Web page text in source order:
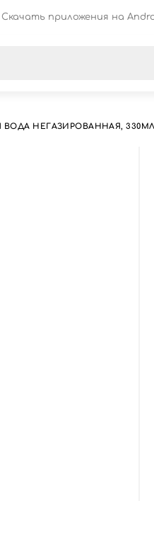
Скачать приложения на
ВОДА НЕГАЗИРОВАННАЯ, 330МЛ